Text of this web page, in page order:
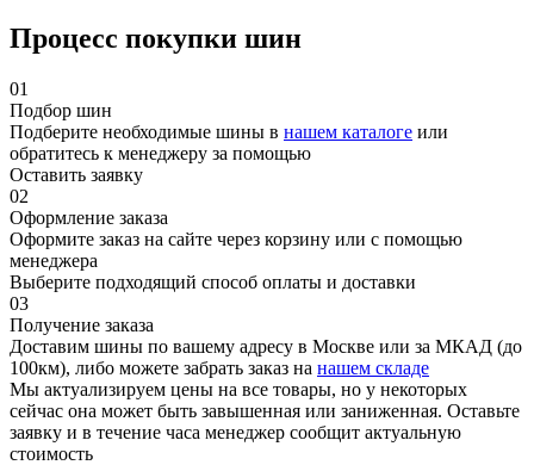
Процесс покупки шин
01
Подбор шин
Подберите необходимые шины в нашем каталоге или
обратитесь к менеджеру за помощью
Оставить заявку
02
Оформление заказа
Оформите заказ на сайте через корзину или с помощью
менеджера
Выберите подходящий способ оплаты и доставки
03
Получение заказа
Доставим шины по вашему адресу в Москве или за МКАД (до
100км), либо можете забрать заказ на нашем складе
Мы актуализируем цены на все товары, но у некоторых
сейчас она может быть завышенная или заниженная. Оставьте
заявку и в течение часа менеджер сообщит актуальную
стоимость